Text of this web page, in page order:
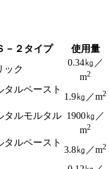
－２タイプ
使用量
ック
0.34㎏／
m2
タルペースト
1.9㎏／m2
タルモルタル 1900㎏／
m2
タルペースト
3.8㎏／m2